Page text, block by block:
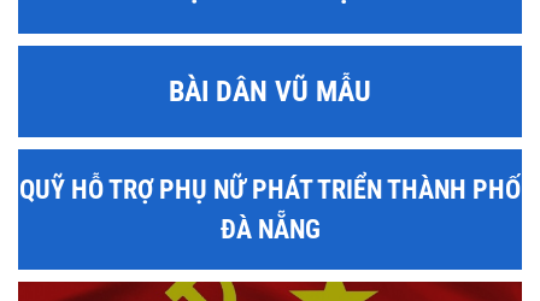
BÀI DÂN VŨ MẪU
QUỸ HỖ TRỢ PHỤ NỮ PHÁT TRIỂN THÀNH PHỐ
ĐÀ NẴNG